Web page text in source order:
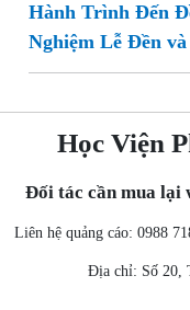
Hành Trình Đến
Nghiệm Lễ Đền
Học Viện
Đối tác cần mua lại
Liên hệ quảng cáo: 0988
Địa chỉ: Số 20,